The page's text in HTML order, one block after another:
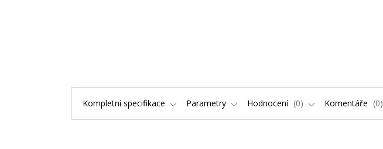
Kompletní specifikace Parametry Hodnocení 0 Komentáře 0